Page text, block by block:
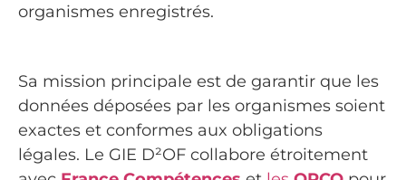
organismes enregistrés.
Sa mission principale est de garantir que les
données déposées par les organismes soient
exactes et conformes aux obligations
légales. Le GIE D²OF collabore étroitement